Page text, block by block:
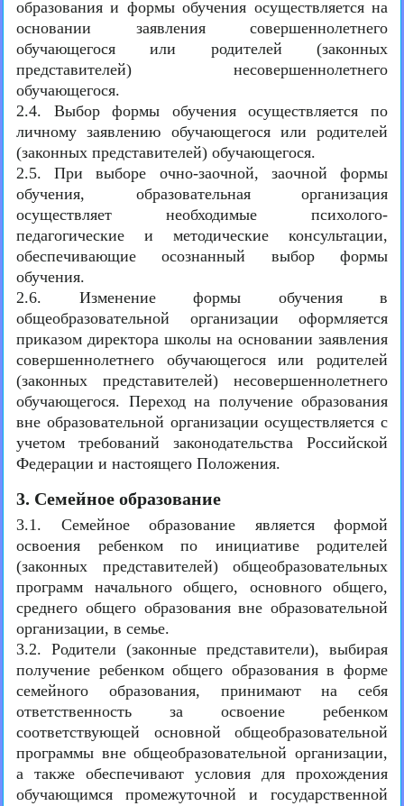
образования и формы обучения осуществляется на
основании заявления совершеннолетнего
обучающегося или родителей (законных
представителей) несовершеннолетнего
обучающегося.
2.4. Выбор формы обучения осуществляется по
личному заявлению обучающегося или родителей
(законных представителей) обучающегося.
2.5. При выборе очно-заочной, заочной формы
обучения, образовательная организация
осуществляет необходимые психолого-
педагогические и методические консультации,
обеспечивающие осознанный выбор формы
обучения.
2.6. Изменение формы обучения в
общеобразовательной организации оформляется
приказом директора школы на основании заявления
совершеннолетнего обучающегося или родителей
(законных представителей) несовершеннолетнего
обучающегося. Переход на получение образования
вне образовательной организации осуществляется с
учетом требований законодательства Российской
Федерации и настоящего Положения.
3. Семейное образование
3.1. Семейное образование является формой
освоения ребенком по инициативе родителей
(законных представителей) общеобразовательных
программ начального общего, основного общего,
среднего общего образования вне образовательной
организации, в семье.
3.2. Родители (законные представители), выбирая
получение ребенком общего образования в форме
семейного образования, принимают на себя
ответственность за освоение ребенком
соответствующей основной общеобразовательной
программы вне общеобразовательной организации,
а также обеспечивают условия для прохождения
обучающимся промежуточной и государственной